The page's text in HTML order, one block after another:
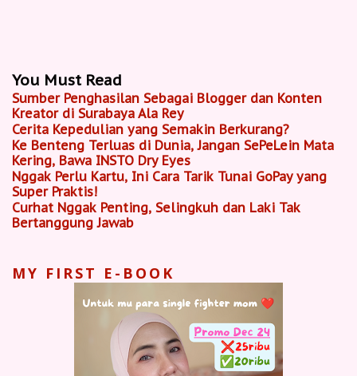
You Must Read
Sumber Penghasilan Sebagai Blogger dan Konten
Kreator di Surabaya Ala Rey
Cerita Kepedulian yang Semakin Berkurang?
Ke Benteng Terluas di Dunia, Jangan SePeLein Mata
Kering, Bawa INSTO Dry Eyes
Nggak Perlu Kartu, Ini Cara Tarik Tunai GoPay yang
Super Praktis!
Curhat Nggak Penting, Selingkuh dan Laki Tak
Bertanggung Jawab
MY FIRST E-BOOK